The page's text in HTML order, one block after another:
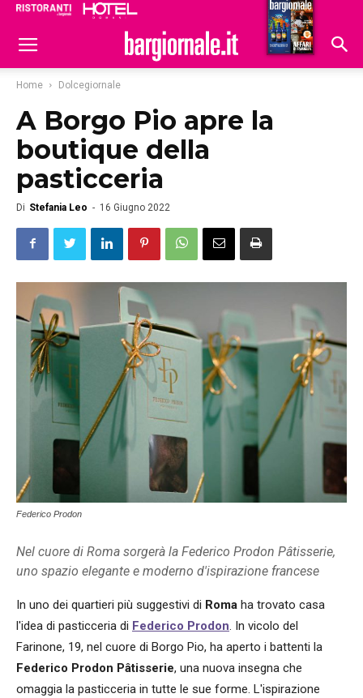
Hoteldomani
Home Dolcegiornale
A Borgo Pio apre la
boutique della
pasticceria
Di Stefania Leo - 16 Giugno 2022
Federico Prodon
Nel cuore di Roma sorgerà la Federico Prodon Pâtisserie,
uno spazio elegante e moderno d'ispirazione francese
In uno dei quartieri più suggestivi di Roma ha trovato casa
l'idea di pasticceria di Federico Prodon. In vicolo del
Farinone, 19, nel cuore di Borgo Pio, ha aperto i battenti la
Federico Prodon Pâtisserie, una nuova insegna che
omaggia la pasticceria in tutte le sue forme. L'ispirazione